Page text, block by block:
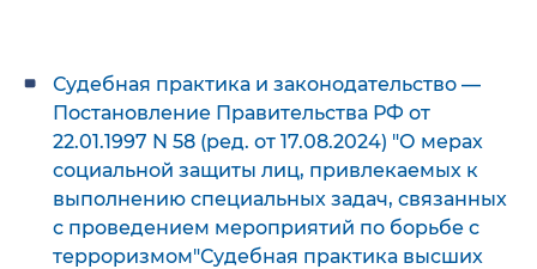
Судебная практика и законодательство —
Постановление Правительства РФ от
22.01.1997 N 58 (ред. от 17.08.2024) "О мерах
социальной защиты лиц, привлекаемых к
выполнению специальных задач, связанных
с проведением мероприятий по борьбе с
терроризмом"Судебная практика высших